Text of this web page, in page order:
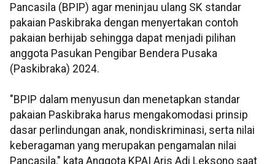
Pancasila (BPIP) agar meninjau ulang SK standar
pakaian Paskibraka dengan menyertakan contoh
pakaian berhijab sehingga dapat menjadi pilihan
anggota Pasukan Pengibar Bendera Pusaka
(Paskibraka) 2024.
"BPIP dalam menyusun dan menetapkan standar
pakaian Paskibraka harus mengakomodasi prinsip
dasar perlindungan anak, nondiskriminasi, serta nilai
keberagaman yang merupakan pengamalan nilai
Pancasila," kata Anggota KPAI Aris Adi Leksono saat